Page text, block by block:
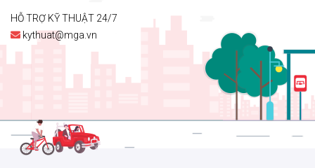
HỖ TRỢ KỸ THUẬT 24/7
kythuat@mga.vn